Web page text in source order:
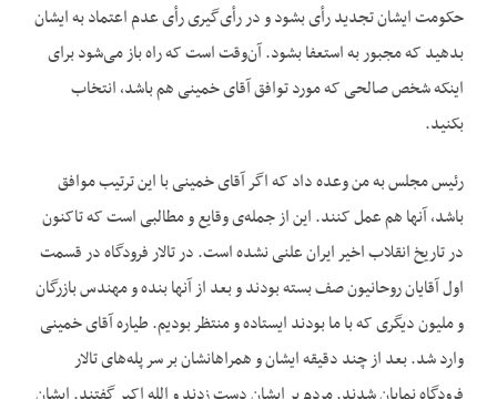
حکومت ایشان تجدید رأی بشود و در رأی‌‌گیری رأی عدم اعتماد به ایشان
بدهید که مجبور به استعفا بشود. آن‌‌وقت است که راه باز می‌‌شود برای
اینکه شخص صالحی که مورد توافق آقای خمینی هم باشد، انتخاب
بکنید.
رئیس مجلس به من وعده داد که اگر آقای خمینی با این ترتیب موافق
باشد، آنها هم عمل کنند. این از جمله‌‌ی وقایع و مطالبی است که تاکنون
در تاریخ انقلاب اخیر ایران علنی نشده است. در تالار فرودگاه در قسمت
اول آقایان روحانیون صف بسته بودند و بعد از آنها بنده و مهندس بازرگان
و ملیون دیگری که با ما بودند ایستاده و منتظر بودیم. طیاره آقای خمینی
وارد شد. بعد از چند دقیقه ایشان و همراهانشان بر سر پله‌‌های تالار